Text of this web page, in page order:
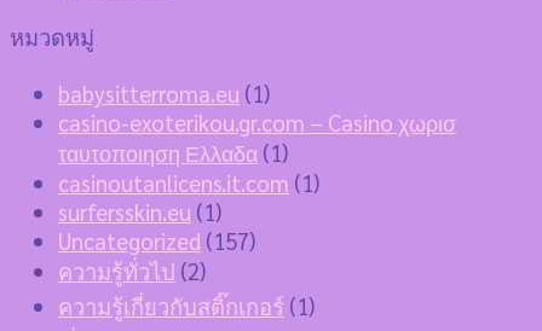
หมวดหมู่
babysitterroma.eu (1)
casino-exoterikou.gr.com – Casino χωρισ
ταυτοποιηση Ελλαδα (1)
casinoutanlicens.it.com (1)
surfersskin.eu (1)
Uncategorized (157)
ความรู้ทั่วไป (2)
ความรู้เกี่ยวกับสติ๊กเกอร์ (1)